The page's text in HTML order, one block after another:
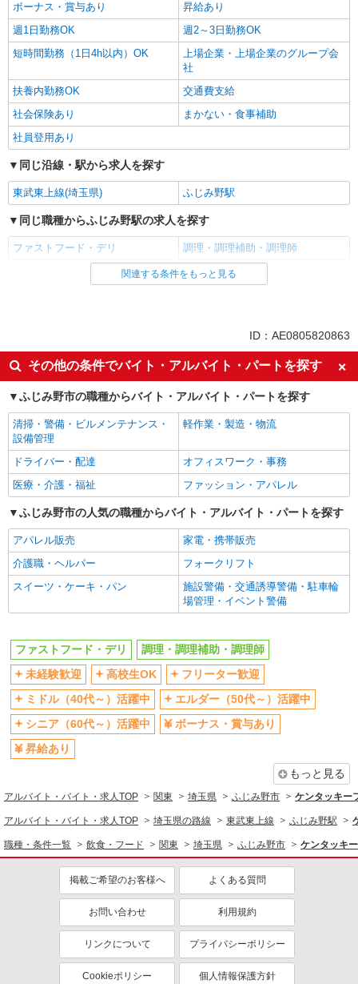
ボーナス・賞与あり
昇給あり
週1日勤務OK
週2～3日勤務OK
短時間勤務（1日4h以内）OK
上場企業・上場企業のグループ会
社
扶養内勤務OK
交通費支給
社会保険あり
まかない・食事補助
社員登用あり
同じ沿線・駅から求人を探す
東武東上線(埼玉県) ふじみ野駅
同じ職種からふじみ野駅の求人を探す
ファストフード・デリ 調理・調理補助・調理師
同じ雇用形態からふじみ野駅の求人を探す
未経験歓迎
高校生OK
フリーター歓迎
ミドル（40代～）活躍中
エルダー（50代～）活躍中
シニア（60代～）活躍中
ボーナス・賞与あり
昇給あり
週1日勤務OK
週2～3日勤務OK
短時間勤務（1日4h以内）OK
上場企業・上場企業のグループ会
社
扶養内勤務OK
交通費支給
社会保険あり
まかない・食事補助
社員登用あり
同じ職種から求人を探す
飲食・フード
ファストフード・デリ
調理・調理補助・調理師
同じ特徴から求人を探す
未経験歓迎
高校生OK
ミドル（40代～）活躍中
ボーナス・賞与あり
週1日勤務OK
上場企業・上場企業のグループ会
扶養内勤務OK
交通費支給
社会保険あり
まかない・食事補助
社員登用あり
関連する条件をもっと見る
ID：AE0805820863
その他の条件でバイト・アルバイト・パートを探す
ふじみ野市の職種からバイト・アルバイト・パートを探す
清掃・警備・ビルメンテナンス・
設備管理
軽作業・製造・物流
ドライバー・配達
オフィスワーク・事務
医療・介護・福祉
ファッション・アパレル
ふじみ野市の人気の職種からバイト・アルバイト・パートを探す
アパレル販売
家電・携帯販売
介護職・ヘルパー
フォークリフト
スイーツ・ケーキ・パン
施設警備・交通誘導警備・駐車輪
場管理・イベント警備
ファストフード・デリ
調理・調理補助・調理師
未経験歓迎
高校生OK
フリーター歓迎
ミドル（40代～）活躍中
エルダー（50代～）活躍中
シニア（60代～）活躍中
ボーナス・賞与あり
昇給あり
もっと見る
アルバイト・バイト・求人TOP 関東 埼玉県 ふじみ野市 ケンタッキー
アルバイト・バイト・求人TOP 埼玉県の路線 東武東上線 ふじみ野駅
職種・条件一覧 飲食・フード 関東 埼玉県 ふじみ野市 ケンタッキ
掲載ご希望のお客様へ よくある質問
お問い合わせ 利用規約
リンクについて プライバシーポリシー
Cookieポリシー 個人情報保護方針